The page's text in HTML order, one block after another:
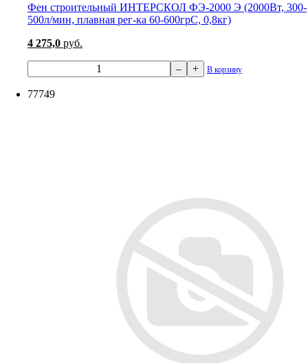
Фен строительный ИНТЕРСКОЛ ФЭ-2000 Э (2000Вт, 300-
500л/мин, плавная рег-ка 60-600грС, 0,8кг)
4 275,0 руб.
– + В корзину
77749